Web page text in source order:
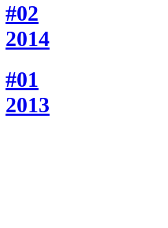
#02
2014
#01
2013